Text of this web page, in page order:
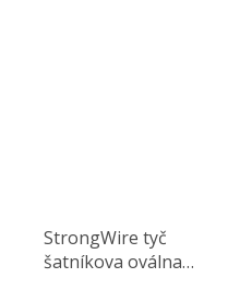
StrongWire tyč
šatníkova oválna